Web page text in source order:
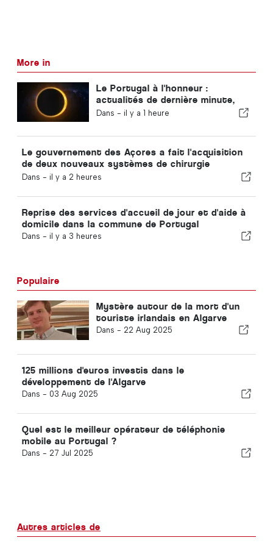
More in
Le Portugal à l'honneur :
actualités de dernière minute,
tendances touristiques et les
Dans - il y a 1 heure
Le gouvernement des Açores a fait l'acquisition
de deux nouveaux systèmes de chirurgie
robotisée
Dans - il y a 2 heures
Reprise des services d'accueil de jour et d'aide à
domicile dans la commune de Portugal
Dans - il y a 3 heures
Populaire
Mystère autour de la mort d'un
touriste irlandais en Algarve
Dans - 22 Aug 2025
125 millions d'euros investis dans le
développement de l'Algarve
Dans - 03 Aug 2025
Quel est le meilleur opérateur de téléphonie
mobile au Portugal ?
Dans - 27 Jul 2025
Autres articles de